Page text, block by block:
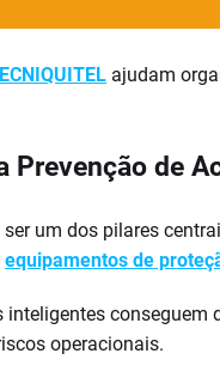
ajudam
Prevenção de
ser um dos pilares
equipamentos de
operacionais.